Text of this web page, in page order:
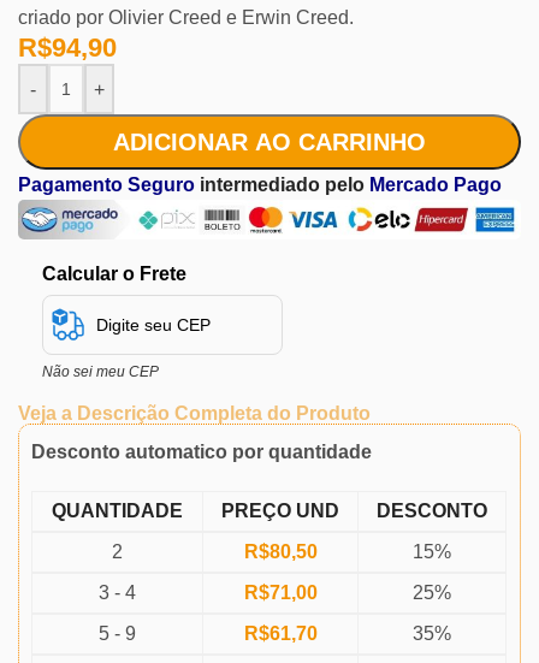
criado por Olivier Creed e Erwin Creed.
R$94,90
- +
ADICIONAR AO CARRINHO
Pagamento Seguro intermediado pelo Mercado Pago
Calcular o Frete
Não sei meu CEP
Veja a Descrição Completa do Produto
Desconto automatico por quantidade
QUANTIDADE PREÇO UND
DESCONTO
2
R$80,50
15%
3 - 4
R$71,00
25%
5 - 9
R$61,70
35%